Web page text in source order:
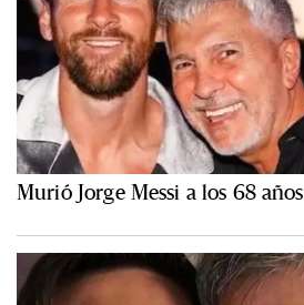
Murió Jorge Messi a los 68 años